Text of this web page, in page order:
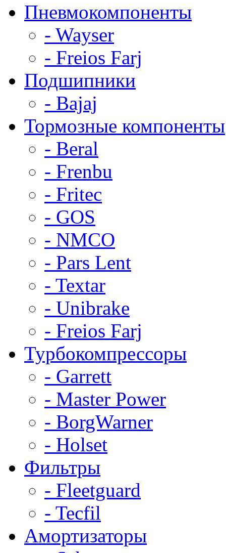
Пневмокомпоненты
- Wayser
- Freios Farj
Подшипники
- Bajaj
Тормозные компоненты
- Beral
- Frenbu
- Fritec
- GOS
- NMCO
- Pars Lent
- Textar
- Unibrake
- Freios Farj
Турбокомпрессоры
- Garrett
- Master Power
- BorgWarner
- Holset
Фильтры
- Fleetguard
- Tecfil
Амортизаторы